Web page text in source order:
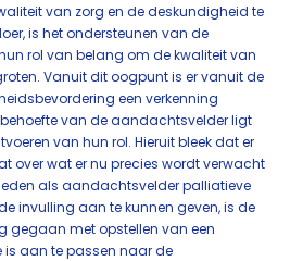
van zorg en de deskundigheid te
is het ondersteunen van de
rol van belang om de kwaliteit van
Vanuit dit oogpunt is er vanuit de
een verkenning
van de aandachtsvelder ligt
van hun rol. Hieruit bleek dat er
over wat er nu precies wordt verwacht
als aandachtsvelder palliatieve
invulling aan te kunnen geven, is de
gegaan met opstellen van een
is aan te passen naar de